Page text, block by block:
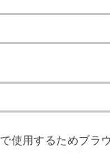
使用するためブラ